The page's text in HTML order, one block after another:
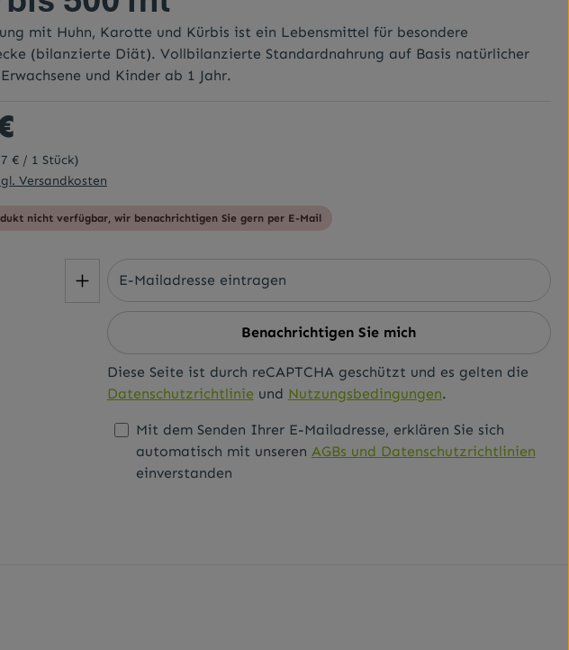
mit Huhn, Karotte und Kürbis ist ein Lebensmittel für besondere
(bilanzierte Diät). Vollbilanzierte Standardnahrung auf Basis natürlicher
und Kinder ab 1 Jahr.
€ / 1 Stück)
Versandkosten
nicht verfügbar, wir benachrichtigen Sie gern per E-Mail
Benachrichtigen Sie mich
Diese Seite ist durch reCAPTCHA geschützt und es gelten die
Datenschutzrichtlinie und Nutzungsbedingungen.
Mit dem Senden Ihrer E-Mailadresse, erklären Sie sich
automatisch mit unseren AGBs und Datenschutzrichtlinien
einverstanden